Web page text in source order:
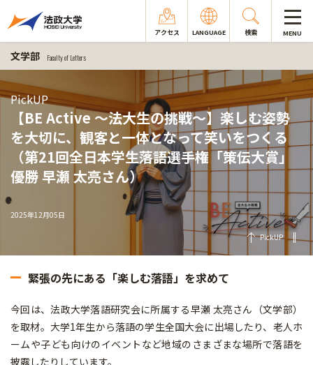
アクセス LANGUAGE 検索 MENU
文学部 Faculty of Letters
PickUP
【BE Active ～法大生の挑戦～】楽しむ姿勢
を大切に、観客と一体となって笑いをつくる
（第21回全日本学生落語選手権「策伝大賞」
優勝 早瀬 太亮さん）
2025年12月05日
PickUP
緊張の先にある「楽しむ落語」を求めて
今回は、法政大学落語研究会に所属する早瀬 太亮さん（文学部）
を取材。大学1年生から落語の学生全国大会に出場したり、老人ホ
ームや子ども向けのイベントなど地域のさまざまな場所で落語を
披露したりしています。